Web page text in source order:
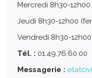
Mercredi 8h30-12h00
Jeudi 8h30-12h00
Vendredi 8h30-12h00
Tél. : 01.49.76.60.00
Messagerie :